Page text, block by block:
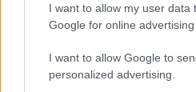
I want to allow my user data
Google for online advertising
I want to allow Google to
personalized advertising.
Come scegliere le scarpe da